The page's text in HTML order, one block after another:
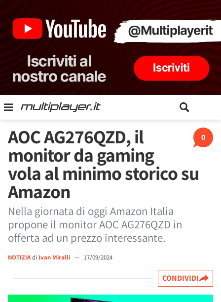
0
AOC AG276QZD, il
monitor da gaming
vola al minimo storico su
Amazon
Nella giornata di oggi Amazon Italia
propone il monitor AOC AG276QZD in
offerta ad un prezzo interessante.
NOTIZIAdi Ivan Miralli — 17/09/2024
CONDIVIDI